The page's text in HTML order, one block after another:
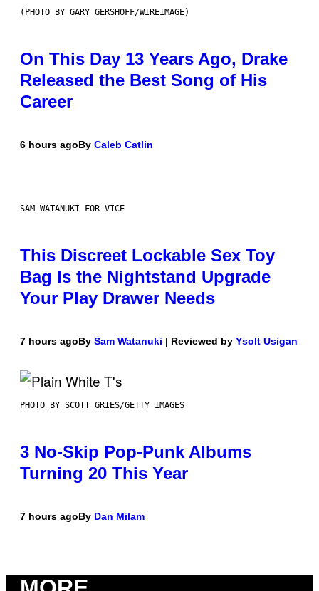
(PHOTO BY GARY GERSHOFF/WIREIMAGE)
On This Day 13 Years Ago, Drake
Released the Best Song of His
Career
6 hours agoBy Caleb Catlin
SAM WATANUKI FOR VICE
This Discreet Lockable Sex Toy
Bag Is the Nightstand Upgrade
Your Play Drawer Needs
7 hours agoBy Sam Watanuki | Reviewed by Ysolt Usigan
PHOTO BY SCOTT GRIES/GETTY IMAGES
3 No-Skip Pop-Punk Albums
Turning 20 This Year
7 hours agoBy Dan Milam